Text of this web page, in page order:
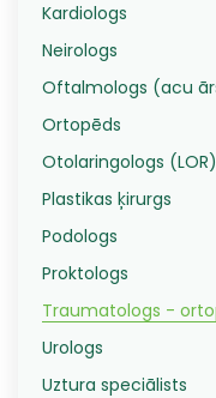
Kardiologs
Neirologs
Oftalmologs (acu
Ortopēds
Otolaringologs (LOR)
Plastikas ķirurgs
Podologs
Proktologs
Traumatologs -
Urologs
Uztura speciālists